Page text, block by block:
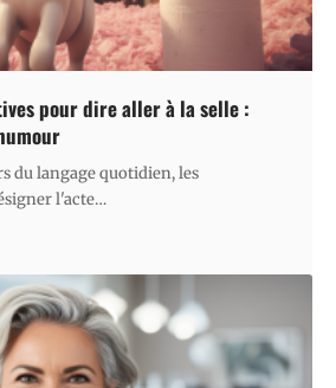
pour dire aller à la selle :
du langage quotidien, les
l'acte…